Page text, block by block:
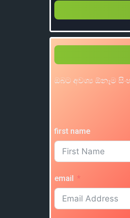
ඔබට අවශ්‍ය ඕනෑම
first name
email